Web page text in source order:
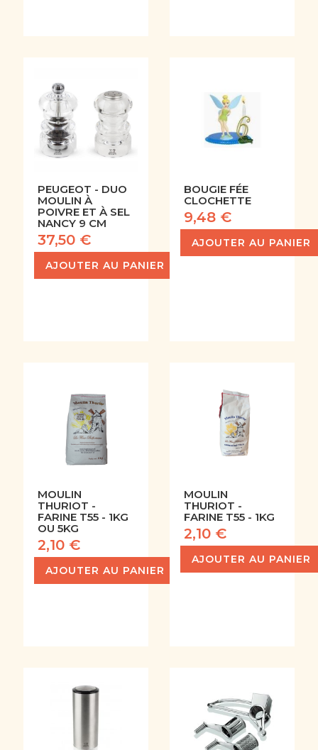
PEUGEOT - DUO
MOULIN À
POIVRE ET À SEL
NANCY 9 CM
37,50 €
AJOUTER AU PANIER
BOUGIE FÉE
CLOCHETTE
9,48 €
AJOUTER AU PANIER
MOULIN
THURIOT -
FARINE T55 - 1KG
OU 5KG
2,10 €
AJOUTER AU PANIER
MOULIN
THURIOT -
FARINE T55 - 1KG
2,10 €
AJOUTER AU PANIER